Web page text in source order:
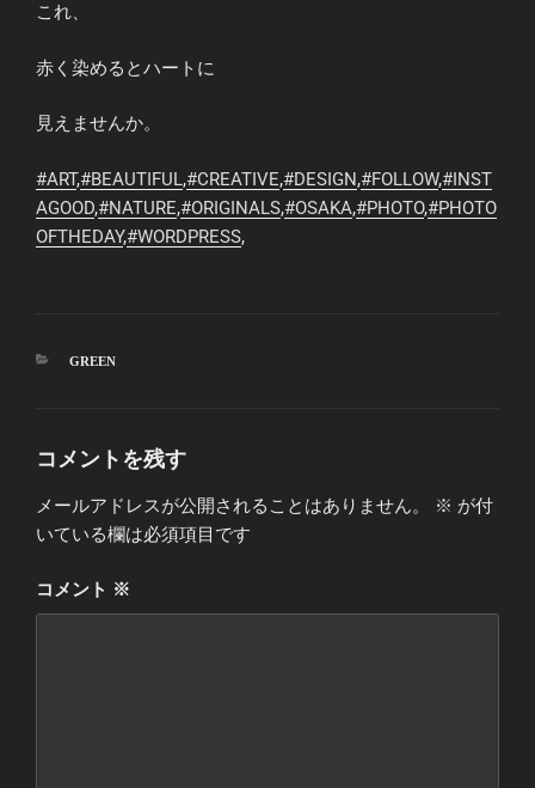
これ、
赤く染めるとハートに
見えませんか。
#ART,#BEAUTIFUL,#CREATIVE,#DESIGN,#FOLLOW,#INST
AGOOD,#NATURE,#ORIGINALS,#OSAKA,#PHOTO,#PHOTO
OFTHEDAY,#WORDPRESS,
カ
GREEN
コメントを残す
メールアドレスが公開されることはありません。 ※ が付
いている欄は必須項目です
コメント ※